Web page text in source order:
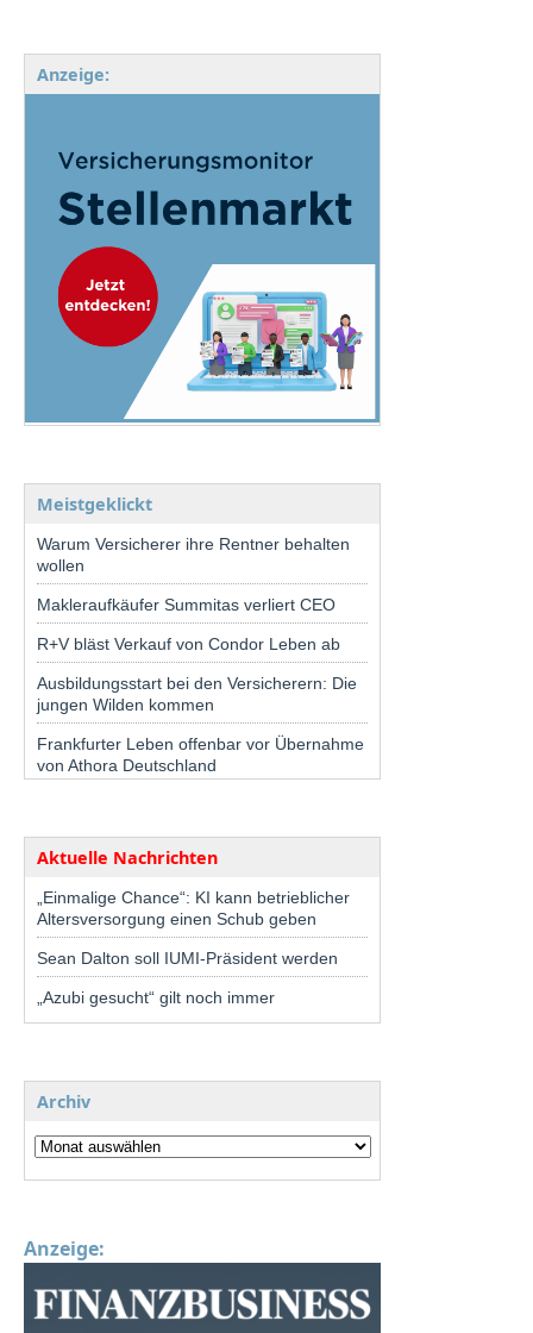
Anzeige:
Meistgeklickt
Warum Versicherer ihre Rentner behalten
wollen
Makleraufkäufer Summitas verliert CEO
R+V bläst Verkauf von Condor Leben ab
Ausbildungsstart bei den Versicherern: Die
jungen Wilden kommen
Frankfurter Leben offenbar vor Übernahme
von Athora Deutschland
Aktuelle Nachrichten
„Einmalige Chance“: KI kann betrieblicher
Altersversorgung einen Schub geben
Sean Dalton soll IUMI-Präsident werden
„Azubi gesucht“ gilt noch immer
Archiv
Anzeige: